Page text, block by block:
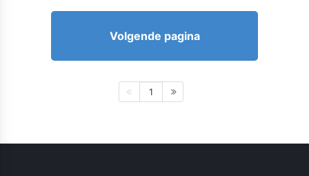
Volgende pagina
1